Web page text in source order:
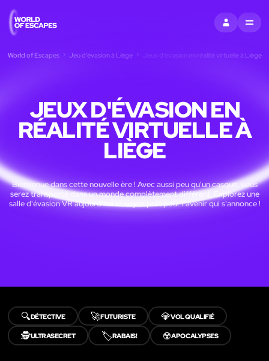
S'INSCRIREMENU
World of Escapes Jeu d'évasion à Liège Jeux d'évasion en réalité virtuelle à Liège
JEUX D'ÉVASION EN
RÉALITÉ VIRTUELLE À
LIÈGE
Bienvenue dans cette nouvelle ère ! Avec aussi peu qu'un casque, vous
serez transporté dans un monde complètement différent. Explorez une
salle d'évasion VR aujourd'hui et soyez prêt pour l'avenir qui s'annonce !
🔍DÉTECTIVE 🚀FUTURISTE 💎VOL QUALIFIÉ
🕵️ULTRASECRET 🏷️RABAIS! ☢️APOCALYPSES